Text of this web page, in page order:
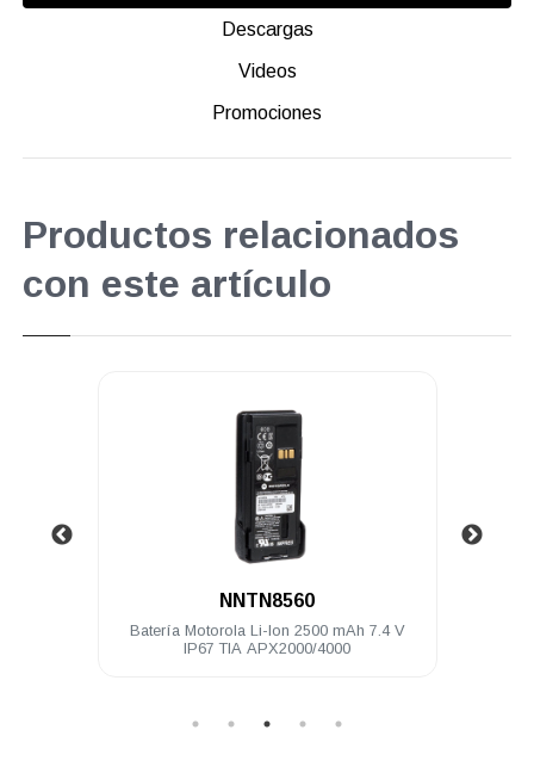
Descargas
Videos
Promociones
Productos relacionados
con este artículo
.
NNTN8560
Batería Motorola Li-Ion 2500 mAh 7.4 V
IP67 TIA APX2000/4000